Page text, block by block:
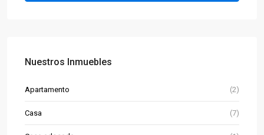
Nuestros Inmuebles
Apartamento (2)
Casa (7)